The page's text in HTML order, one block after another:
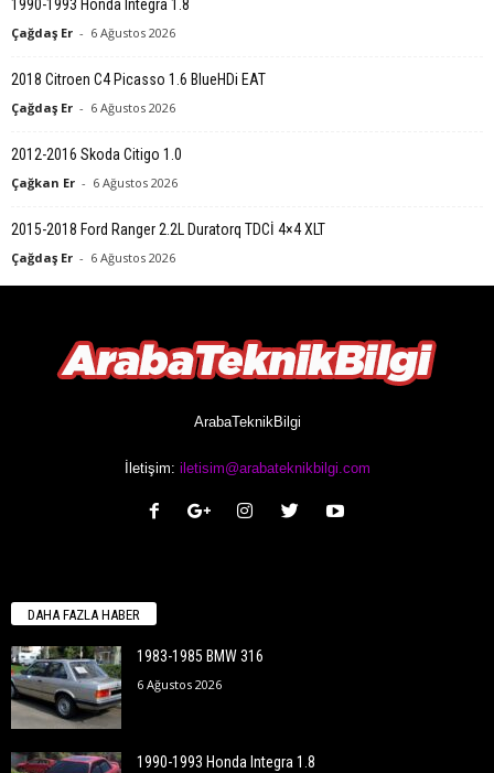
1990-1993 Honda Integra 1.8
Çağdaş Er - 6 Ağustos 2026
2018 Citroen C4 Picasso 1.6 BlueHDi EAT
Çağdaş Er - 6 Ağustos 2026
2012-2016 Skoda Citigo 1.0
Çağkan Er - 6 Ağustos 2026
2015-2018 Ford Ranger 2.2L Duratorq TDCİ 4×4 XLT
Çağdaş Er - 6 Ağustos 2026
ArabaTeknikBilgi
İletişim: iletisim@arabateknikbilgi.com
DAHA FAZLA HABER
1983-1985 BMW 316
6 Ağustos 2026
1990-1993 Honda Integra 1.8